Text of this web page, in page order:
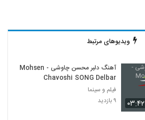
ویدیوهای مرتبط
۰۳:۴۲
آهنگ دلبر محسن چاوشی - Mohsen
Chavoshi SONG Delbar
فیلم و سینما
۹ بازدید